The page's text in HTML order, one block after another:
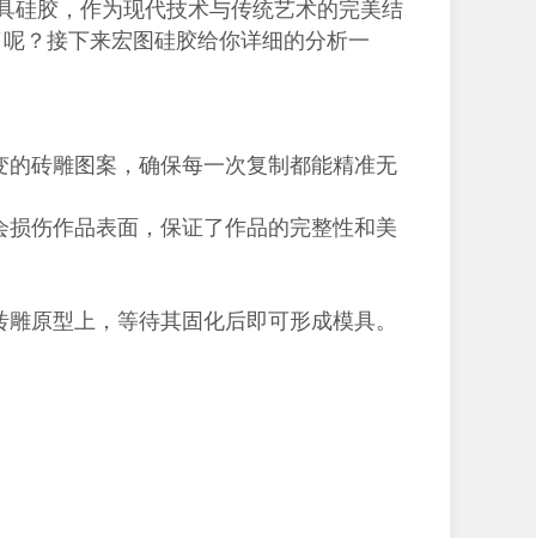
胶，作为现代技术与传统艺术的完美结
？接下来宏图硅胶给你详细的分析一
砖雕图案，确保每一次复制都能精准无
伤作品表面，保证了作品的完整性和美
原型上，等待其固化后即可形成模具。